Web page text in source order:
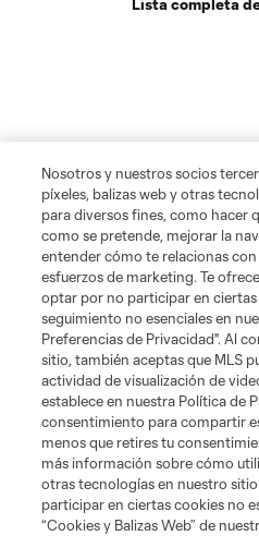
Lista completa
Nosotros y nuestros socios
píxeles, balizas web y otras
para diversos fines, como hacer
como se pretende, mejorar la
entender cómo te relacionas
esfuerzos de marketing. Te
optar por no participar en
seguimiento no esenciales en
Preferencias de Privacidad". Al
sitio, también aceptas que MLS
actividad de visualización de
establece en nuestra Política de
consentimiento para compartir
menos que retires tu
más información sobre cómo
otras tecnologías en nuestro
participar en ciertas cookies no
“Cookies y Balizas Web” de